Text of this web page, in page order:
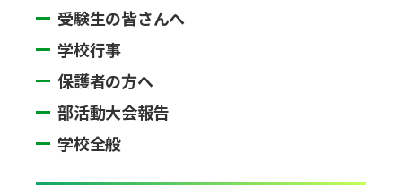
受験生の皆さんへ
学校行事
保護者の方へ
部活動大会報告
学校全般